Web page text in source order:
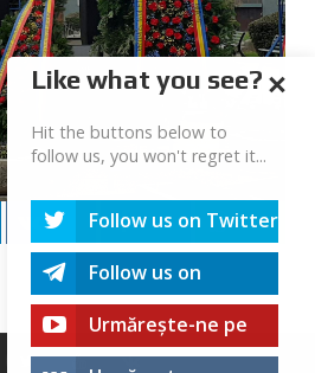
Share Share Share
Like what you see?
Hit the buttons below to
follow us, you won't regret it...
Follow us on Twitter
Follow us on
Telegram
Urmărește-ne pe
youtube!